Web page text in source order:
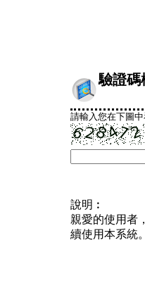
驗證碼
請輸入您在下圖
說明︰
親愛的使用者
續使用本系統